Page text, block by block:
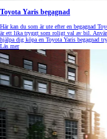
Toyota Yaris begagnad
Här kan du som är ute efter en begagnad
är ett lika tryggt som roligt val av bil.
hjälpa dig köpa en Toyota Yaris begagnad
Läs mer